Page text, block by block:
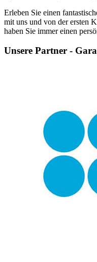
Erleben Sie einen
mit uns und von der ersten
haben Sie immer einen
Unsere Partner -